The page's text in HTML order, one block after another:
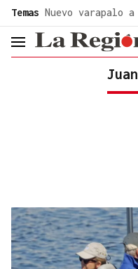
Temas Nuevo varapalo a
header.menu.open